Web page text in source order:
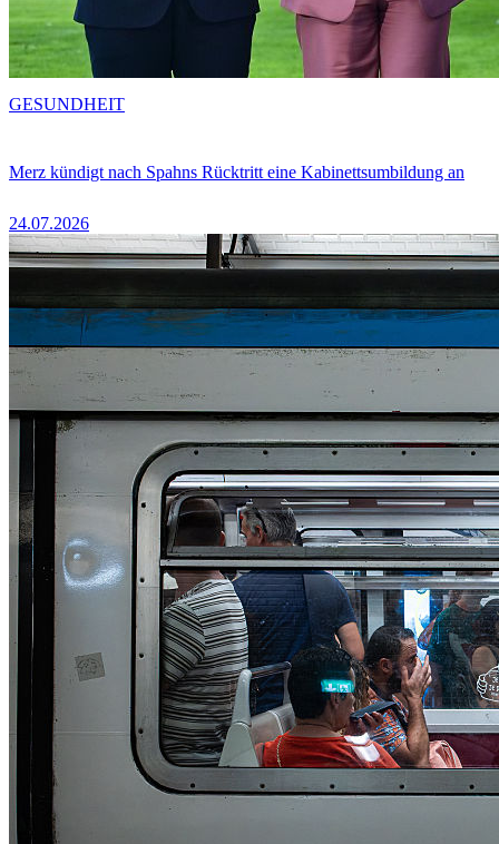
Merz kündigt nach Spahns Rücktritt eine Kabinettsumbildung an
24.07.2026
GESUNDHEIT